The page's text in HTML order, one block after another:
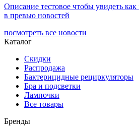
Описание тестовое чтобы увидеть как
в превью новостей
посмотреть все новости
Каталог
Скидки
Распродажа
Бактерицидные рециркуляторы
Бра и подсветки
Лампочки
Все товары
Бренды